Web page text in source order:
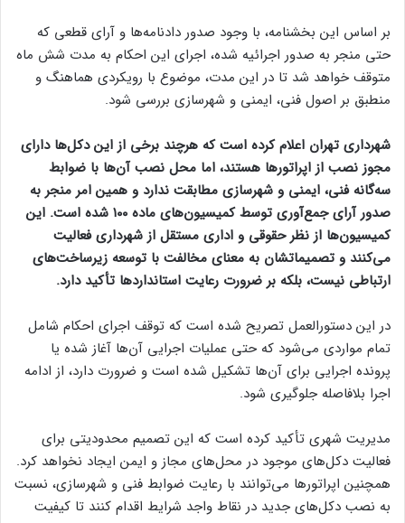
بر اساس این بخشنامه، با وجود صدور دادنامه‌ها و آرای قطعی که
حتی منجر به صدور اجرائیه شده، اجرای این احکام به مدت شش ماه
متوقف خواهد شد تا در این مدت، موضوع با رویکردی هماهنگ و
منطبق بر اصول فنی، ایمنی و شهرسازی بررسی شود.
شهرداری تهران اعلام کرده است که هرچند برخی از این دکل‌ها دارای
مجوز نصب از اپراتورها هستند، اما محل نصب آن‌ها با ضوابط
سه‌گانه فنی، ایمنی و شهرسازی مطابقت ندارد و همین امر منجر به
صدور آرای جمع‌آوری توسط کمیسیون‌های ماده ۱۰۰ شده است. این
کمیسیون‌ها از نظر حقوقی و اداری مستقل از شهرداری فعالیت
می‌کنند و تصمیماتشان به معنای مخالفت با توسعه زیرساخت‌های
ارتباطی نیست، بلکه بر ضرورت رعایت استانداردها تأکید دارد.
در این دستورالعمل تصریح شده است که توقف اجرای احکام شامل
تمام مواردی می‌شود که حتی عملیات اجرایی آن‌ها آغاز شده یا
پرونده اجرایی برای آن‌ها تشکیل شده است و ضرورت دارد، از ادامه
اجرا بلافاصله جلوگیری شود.
مدیریت شهری تأکید کرده است که این تصمیم محدودیتی برای
فعالیت دکل‌های موجود در محل‌های مجاز و ایمن ایجاد نخواهد کرد.
همچنین اپراتورها می‌توانند با رعایت ضوابط فنی و شهرسازی، نسبت
به نصب دکل‌های جدید در نقاط واجد شرایط اقدام کنند تا کیفیت